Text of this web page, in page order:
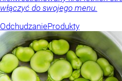
włączyć do swojego menu.
OdchudzanieProdukty